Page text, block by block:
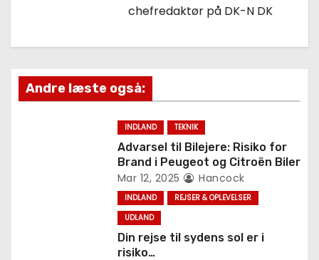
a
t
i
chefredaktør på DK-N DK
Andre læste også:
INDLAND TEKNIK
Advarsel til Bilejere: Risiko for
Brand i Peugeot og Citroën Biler
Mar 12, 2025 Hancock
INDLAND
REJSER & OPLEVELSER
UDLAND
Din rejse til sydens sol er i
risiko…